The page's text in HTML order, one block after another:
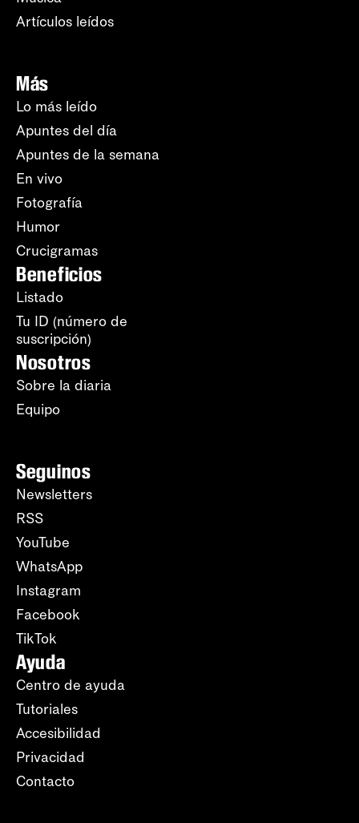
Artículos leídos
Más
Lo más leído
Apuntes del día
Apuntes de la semana
En vivo
Fotografía
Humor
Crucigramas
Beneficios
Listado
Tu ID (número de
suscripción)
Nosotros
Sobre la diaria
Equipo
Seguinos
Newsletters
RSS
YouTube
WhatsApp
Instagram
Facebook
TikTok
Ayuda
Centro de ayuda
Tutoriales
Accesibilidad
Privacidad
Contacto